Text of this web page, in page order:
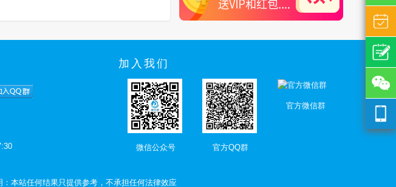
加入我们
微信公众号 官方QQ群
官方微信群
：本站任何结果只提供参考，不承担任何法律效应